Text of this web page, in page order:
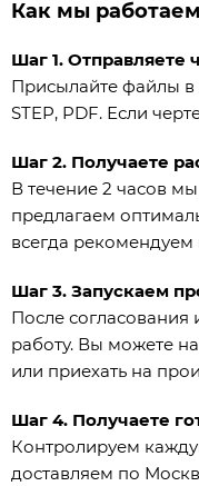
Как мы
Шаг 1. Отправляете
Присылайте файлы в
STEP, PDF. Если
Шаг 2. Получаете
В течение 2 часов
предлагаем
всегда рекомендуем
Шаг 3. Запускаем
После согласования
работу. Вы можете
или приехать на
Шаг 4. Получаете
Контролируем
доставляем по